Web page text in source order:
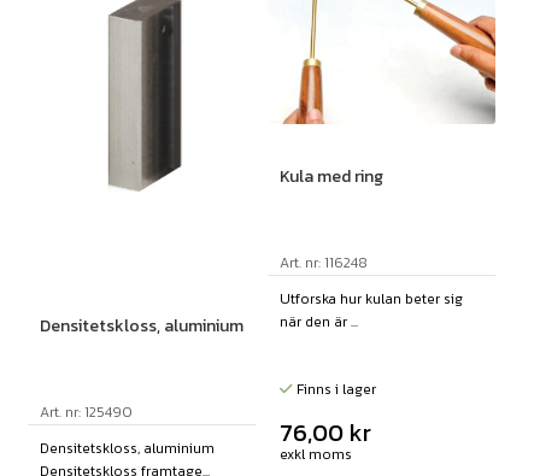
Densitetskloss, aluminium
Art. nr: 125490
Densitetskloss, aluminium
Densitetskloss framtage...
Kula med ring
Art. nr: 116248
Utforska hur kulan beter sig
när den är ...
Finns i lager
76,00 kr
exkl moms